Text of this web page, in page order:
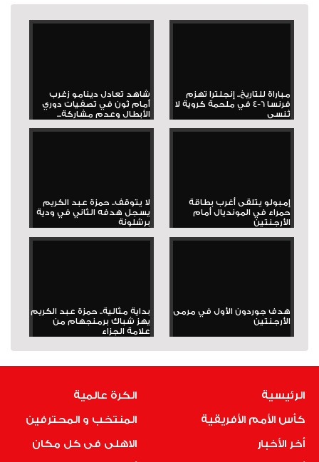
مباراة للتاريخ.. إنجلترا تهزم
فرنسا 6-4 في ملحمة كروية لا
تُنسى
شاهد تعادل دينامو زغرب
أمام ثون في تصفيات دوري
الأبطال وعدم مشاركة...
إمبولو يتلقى أغرب بطاقة
حمراء في المونديال أمام
الأرجنتين
لا يتوقف.. حمزة عبد الكريم
يسجل هدفه الثاني في ودية
برشلونة
هدف جوردون الأول في مرمى
الأرجنتين
بداية مثالية.. حمزة عبد الكريم
يهز شباك برمنجهام من
علامة الجزاء
الرئيسية
كأس الأمم الأفريقية
أخر الأخبار
الكرة عالمية
المنتخب و المحترفين
الاهلى فى كل مكان